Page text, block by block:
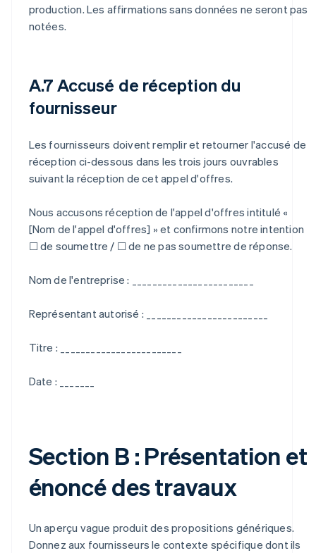
production. Les affirmations sans données ne seront pas
notées.
A.7 Accusé de réception du
fournisseur
Les fournisseurs doivent remplir et retourner l'accusé de
réception ci-dessous dans les trois jours ouvrables
suivant la réception de cet appel d'offres.
Nous accusons réception de l'appel d'offres intitulé «
[Nom de l'appel d'offres] » et confirmons notre intention
☐ de soumettre / ☐ de ne pas soumettre de réponse.
Nom de l'entreprise : ________________________
Représentant autorisé : ________________________
Titre : ________________________
Date : _______
Section B : Présentation et
énoncé des travaux
Un aperçu vague produit des propositions génériques.
Donnez aux fournisseurs le contexte spécifique dont ils